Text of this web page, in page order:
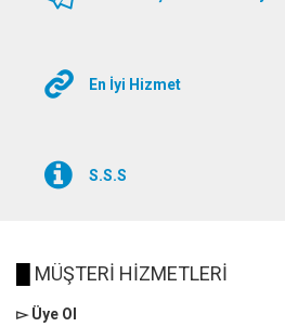
En İyi Hizmet
S.S.S
MÜŞTERİ HİZMETLERİ
▻ Üye Ol